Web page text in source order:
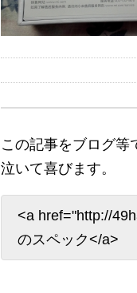
この記事をブログ等
泣いて喜びます。
<a href="http://
のスペック</a>